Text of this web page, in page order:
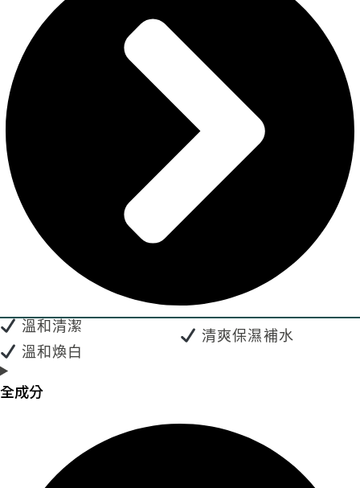
溫和清潔
溫和煥白
清爽保濕補水
全成分